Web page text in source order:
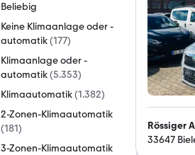
Beliebig
Keine Klimaanlage oder -
automatik(177)
Klimaanlage oder -
automatik(5.353)
Klimaautomatik(1.382)
2-Zonen-Klimaautomatik
(181)
3-Zonen-Klimaautomatik
Rössiger
33647